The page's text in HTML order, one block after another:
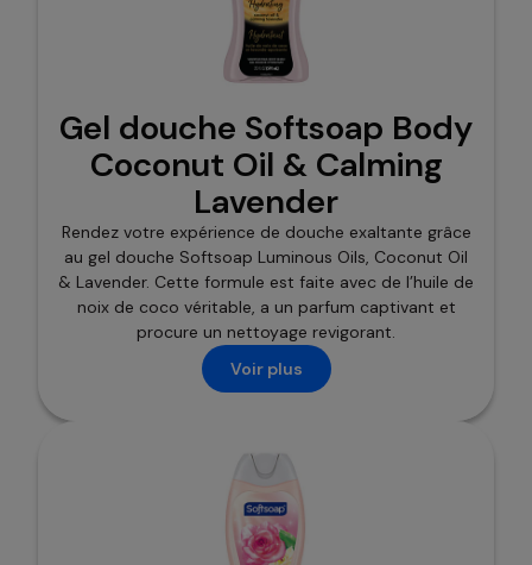
Gel douche Softsoap Body
Coconut Oil & Calming
Lavender
Rendez votre expérience de douche exaltante grâce
au gel douche Softsoap Luminous Oils, Coconut Oil
& Lavender. Cette formule est faite avec de l’huile de
noix de coco véritable, a un parfum captivant et
procure un nettoyage revigorant.
Voir plus